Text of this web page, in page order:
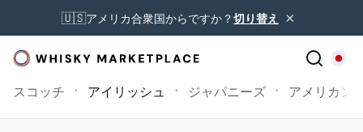
🇺🇸アメリカ合衆国からですか？切り替え ×
スコッチ アイリッシュ ジャパニーズ アメリカン